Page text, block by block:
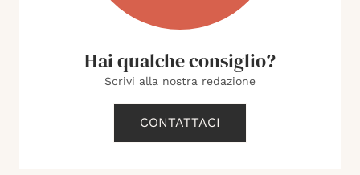
Hai qualche consiglio?
Scrivi alla nostra redazione
CONTATTACI